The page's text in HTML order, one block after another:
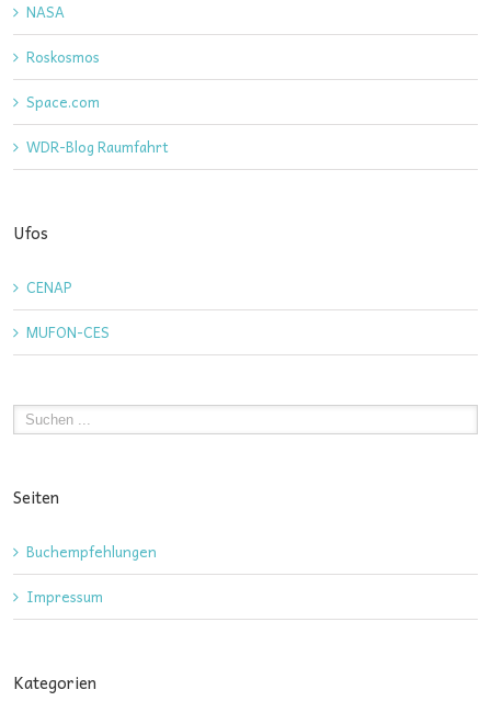
NASA
Roskosmos
Space.com
WDR-Blog Raumfahrt
Ufos
CENAP
MUFON-CES
Seiten
Buchempfehlungen
Impressum
Kategorien